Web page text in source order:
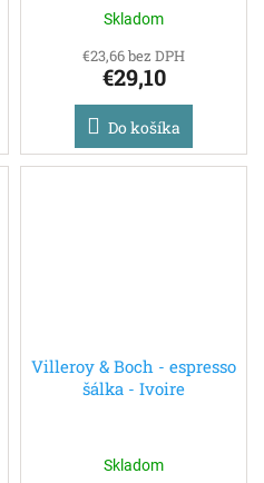
Skladom
€23,66 bez DPH
€29,10
Do košíka
Villeroy & Boch - espresso
šálka - Ivoire
Skladom